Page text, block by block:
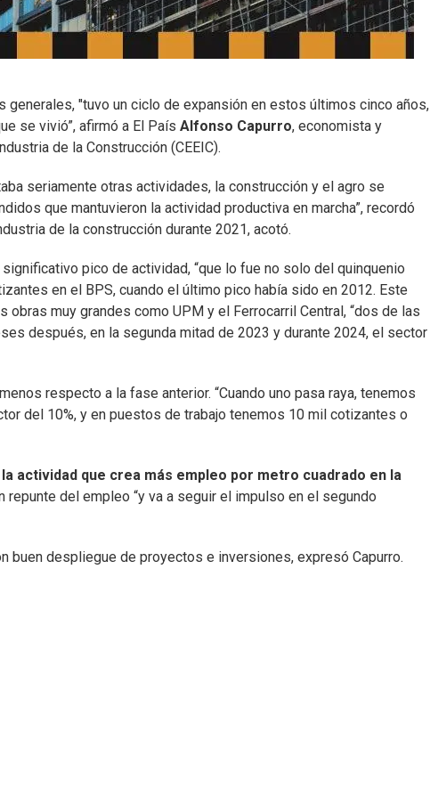
generales, "tuvo un ciclo de expansión en estos últimos cinco años,
se vivió”, afirmó a El País Alfonso Capurro, economista y
de la Construcción (CEEIC).
seriamente otras actividades, la construcción y el agro se
que mantuvieron la actividad productiva en marcha”, recordó
de la construcción durante 2021, acotó.
pico de actividad, “que lo fue no solo del quinquenio
en el BPS, cuando el último pico había sido en 2012. Este
muy grandes como UPM y el Ferrocarril Central, “dos de las
después, en la segunda mitad de 2023 y durante 2024, el sector
respecto a la fase anterior. “Cuando uno pasa raya, tenemos
del 10%, y en puestos de trabajo tenemos 10 mil cotizantes o
actividad que crea más empleo por metro cuadrado en la
repunte del empleo “y va a seguir el impulso en el segundo
buen despliegue de proyectos e inversiones, expresó Capurro.